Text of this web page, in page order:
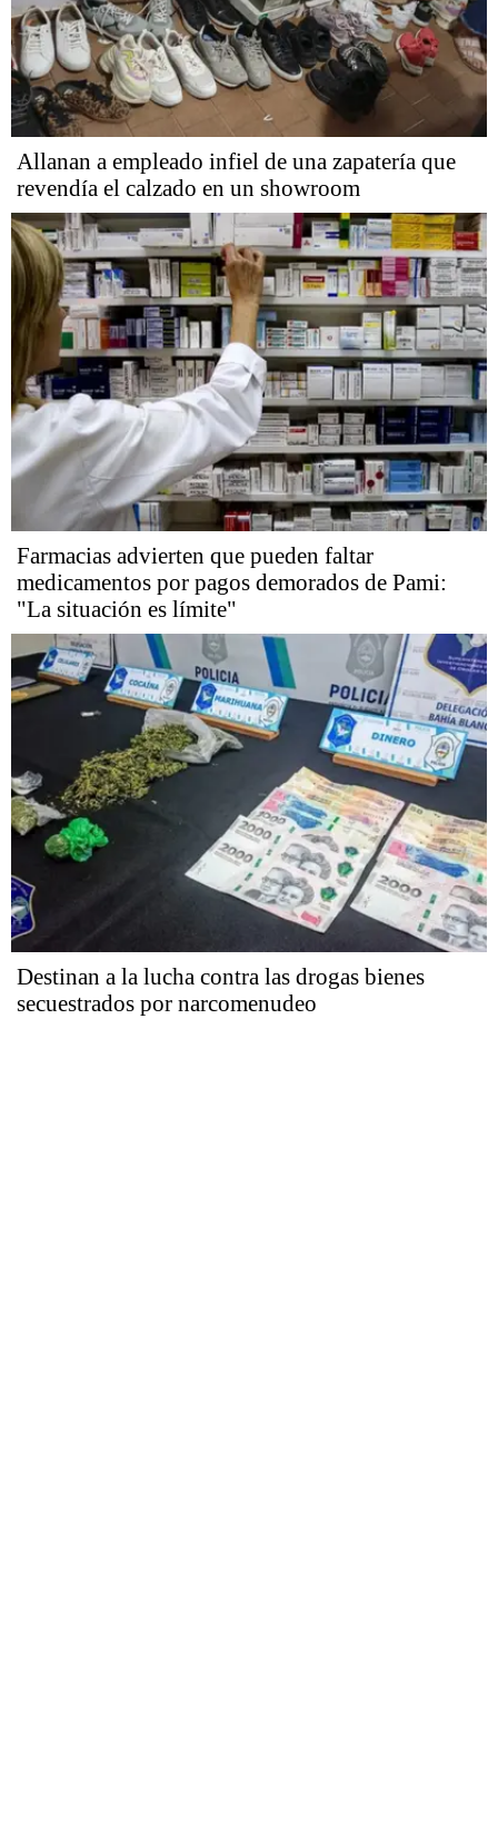
Allanan a empleado infiel de una zapatería que
revendía el calzado en un showroom
Farmacias advierten que pueden faltar
medicamentos por pagos demorados de Pami:
"La situación es límite"
Destinan a la lucha contra las drogas bienes
secuestrados por narcomenudeo